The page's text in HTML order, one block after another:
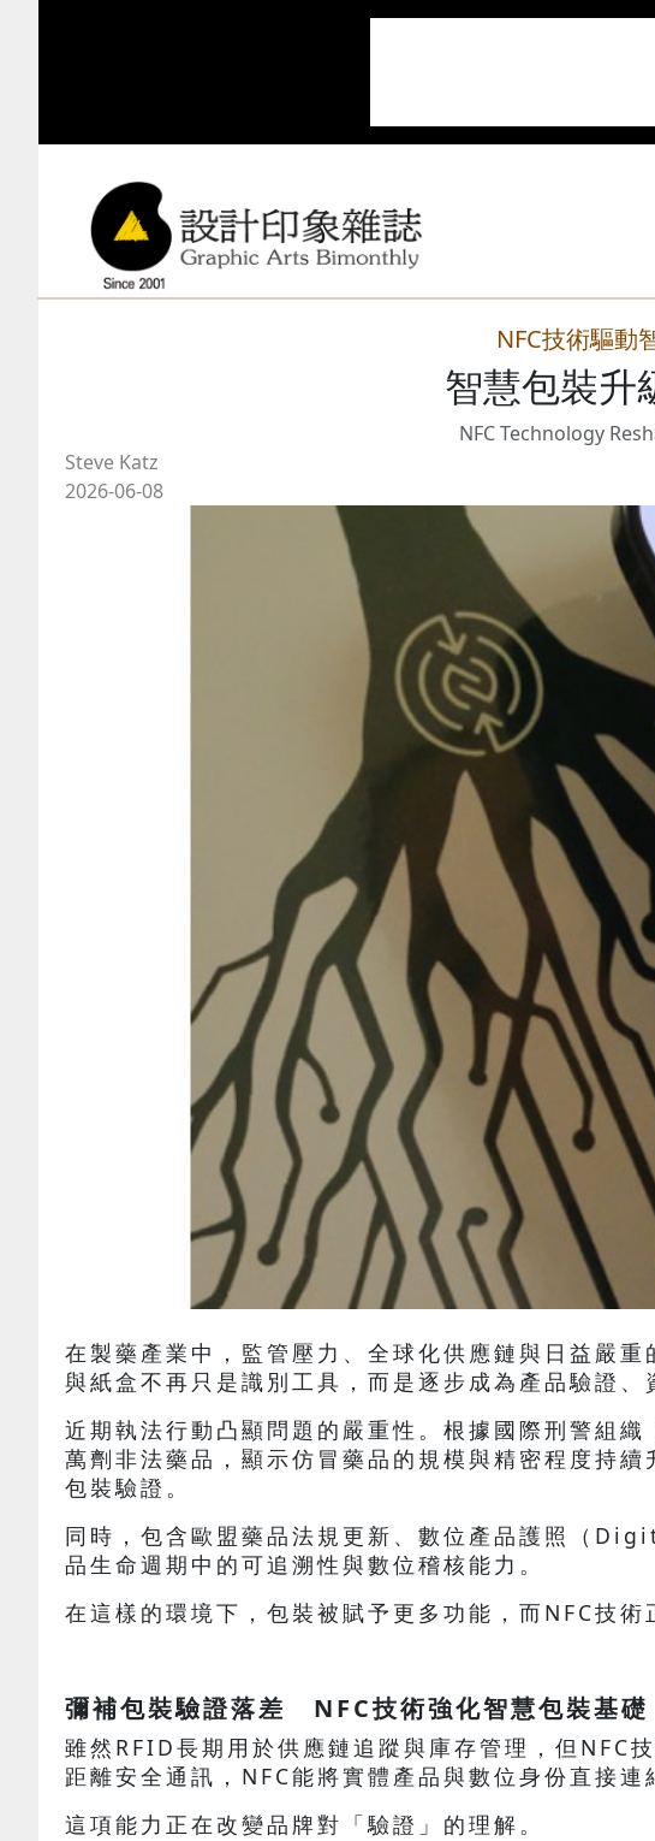
NFC技術驅
智慧包裝升
NFC Technology
Steve Katz
2026-06-08
在製藥產業中，監管壓力、全球化供應鏈與日益嚴
與紙盒不再只是識別工具，而是逐步成為產品驗證
近期執法行動凸顯問題的嚴重性。根據國際刑警
萬劑非法藥品，顯示仿冒藥品的規模與精密程度持
包裝驗證。
同時，包含歐盟藥品法規更新、數位產品護照（
品生命週期中的可追溯性與數位稽核能力。
在這樣的環境下，包裝被賦予更多功能，而NFC技術
彌補包裝驗證落差 NFC技術強化智慧包裝基礎
雖然RFID長期用於供應鏈追蹤與庫存管理，但NFC
距離安全通訊，NFC能將實體產品與數位身份直接連
這項能力正在改變品牌對「驗證」的理解。